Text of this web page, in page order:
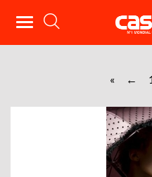
«